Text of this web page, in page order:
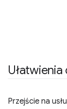
Przejście na